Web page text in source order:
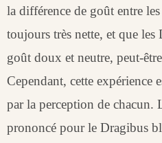
la différence de goût entre les
toujours très nette, et que
goût doux et neutre, peut-
Cependant, cette expérience
par la perception de chacun.
prononcé pour le Dragibus